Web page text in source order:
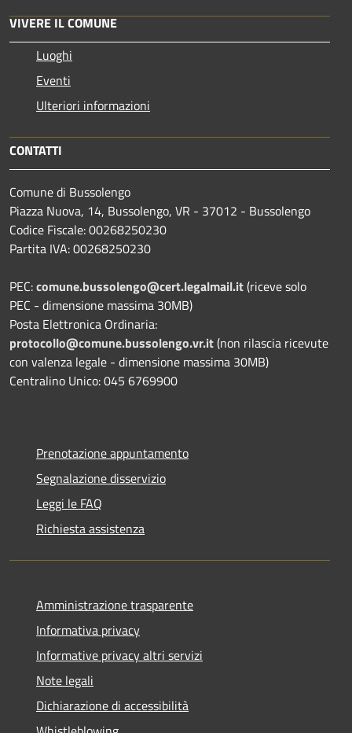
VIVERE IL COMUNE
Luoghi
Eventi
Ulteriori informazioni
CONTATTI
Comune di Bussolengo
Piazza Nuova, 14, Bussolengo, VR - 37012 - Bussolengo
Codice Fiscale: 00268250230
Partita IVA: 00268250230
PEC:comune.bussolengo@cert.legalmail.it(riceve solo
PEC - dimensione massima 30MB)
Posta Elettronica Ordinaria:
protocollo@comune.bussolengo.vr.it(non rilascia ricevute
con valenza legale - dimensione massima 30MB)
Centralino Unico: 045 6769900
Prenotazione appuntamento
Segnalazione disservizio
Leggi le FAQ
Richiesta assistenza
Amministrazione trasparente
Informativa privacy
Informative privacy altri servizi
Note legali
Dichiarazione di accessibilità